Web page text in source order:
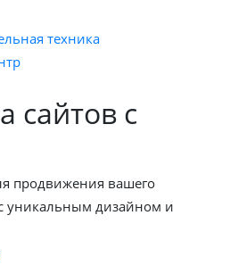
техника
сайтов с
продвижения вашего
уникальным дизайном и